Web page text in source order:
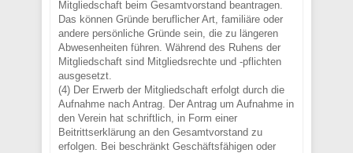
Mitgliedschaft beim Gesamtvorstand beantragen.
Das können Gründe beruflicher Art, familiäre oder
andere persönliche Gründe sein, die zu längeren
Abwesenheiten führen. Während des Ruhens der
Mitgliedschaft sind Mitgliedsrechte und -pflichten
ausgesetzt.
(4) Der Erwerb der Mitgliedschaft erfolgt durch die
Aufnahme nach Antrag. Der Antrag um Aufnahme in
den Verein hat schriftlich, in Form einer
Beitrittserklärung an den Gesamtvorstand zu
erfolgen. Bei beschränkt Geschäftsfähigen oder